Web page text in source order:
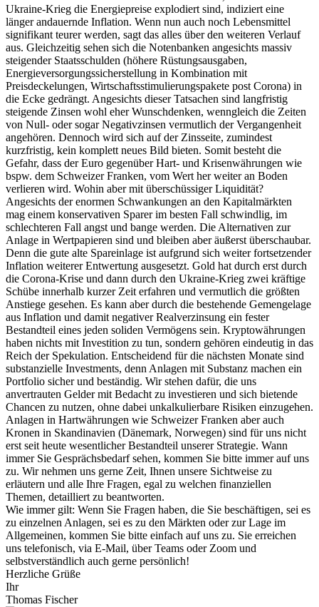
Ukraine-Krieg die Energiepreise explodiert sind, indiziert eine
länger andauernde Inflation. Wenn nun auch noch Lebensmittel
signifikant teurer werden, sagt das alles über den weiteren Verlauf
aus. Gleichzeitig sehen sich die Notenbanken angesichts massiv
steigender Staatsschulden (höhere Rüstungsausgaben,
Energieversorgungssicherstellung in Kombination mit
Preisdeckelungen, Wirtschaftsstimulierungspakete post Corona) in
die Ecke gedrängt. Angesichts dieser Tatsachen sind langfristig
steigende Zinsen wohl eher Wunschdenken, wenngleich die Zeiten
von Null- oder sogar Negativzinsen vermutlich der Vergangenheit
angehören. Dennoch wird sich auf der Zinsseite, zumindest
kurzfristig, kein komplett neues Bild bieten. Somit besteht die
Gefahr, dass der Euro gegenüber Hart- und Krisenwährungen wie
bspw. dem Schweizer Franken, vom Wert her weiter an Boden
verlieren wird. Wohin aber mit überschüssiger Liquidität?
Angesichts der enormen Schwankungen an den Kapitalmärkten
mag einem konservativen Sparer im besten Fall schwindlig, im
schlechteren Fall angst und bange werden. Die Alternativen zur
Anlage in Wertpapieren sind und bleiben aber äußerst überschaubar.
Denn die gute alte Spareinlage ist aufgrund sich weiter fortsetzender
Inflation weiterer Entwertung ausgesetzt. Gold hat durch erst durch
die Corona-Krise und dann durch den Ukraine-Krieg zwei kräftige
Schübe innerhalb kurzer Zeit erfahren und vermutlich die größten
Anstiege gesehen. Es kann aber durch die bestehende Gemengelage
aus Inflation und damit negativer Realverzinsung ein fester
Bestandteil eines jeden soliden Vermögens sein. Kryptowährungen
haben nichts mit Investition zu tun, sondern gehören eindeutig in das
Reich der Spekulation. Entscheidend für die nächsten Monate sind
substanzielle Investments, denn Anlagen mit Substanz machen ein
Portfolio sicher und beständig. Wir stehen dafür, die uns
anvertrauten Gelder mit Bedacht zu investieren und sich bietende
Chancen zu nutzen, ohne dabei unkalkulierbare Risiken einzugehen.
Anlagen in Hartwährungen wie Schweizer Franken aber auch
Kronen in Skandinavien (Dänemark, Norwegen) sind für uns nicht
erst seit heute wesentlicher Bestandteil unserer Strategie. Wann
immer Sie Gesprächsbedarf sehen, kommen Sie bitte immer auf uns
zu. Wir nehmen uns gerne Zeit, Ihnen unsere Sichtweise zu
erläutern und alle Ihre Fragen, egal zu welchen finanziellen
Themen, detailliert zu beantworten.
Wie immer gilt: Wenn Sie Fragen haben, die Sie beschäftigen, sei es
zu einzelnen Anlagen, sei es zu den Märkten oder zur Lage im
Allgemeinen, kommen Sie bitte einfach auf uns zu. Sie erreichen
uns telefonisch, via E-Mail, über Teams oder Zoom und
selbstverständlich auch gerne persönlich!
Herzliche Grüße
Ihr
Thomas Fischer